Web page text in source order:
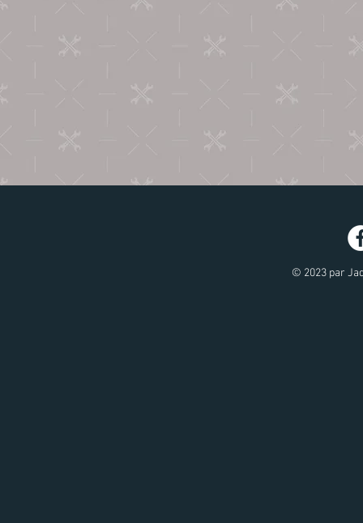
© 2023 par